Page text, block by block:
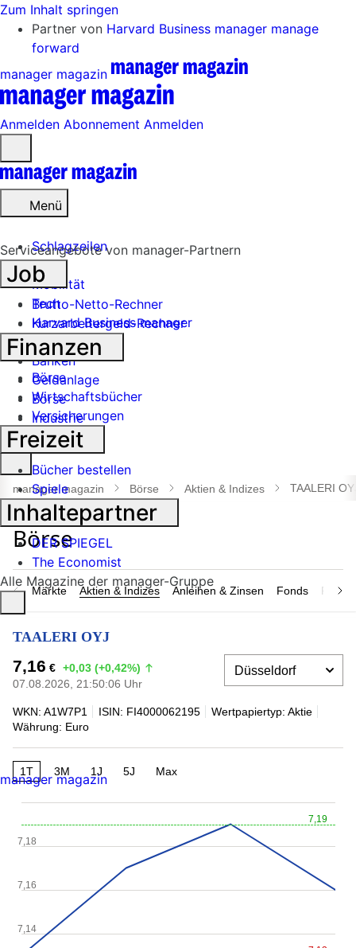
Zum Inhalt springen
Partner von Harvard Business manager manage
forward
manager magazin
Anmelden Abonnement Anmelden
öffnen
Menü
Schlagzeilen
Mobilität
Tech
Harvard Business manager
Handel
Banken
Geldanlage
Börse
Industrie
Suche
öffnen
manager magazin Börse Aktien & Indizes TAALERI
Märkte Aktien & Indizes Anleihen & Zinsen Fonds
TAALERI OYJ
7,16 € +0,03 (+0,42%)
07.08.2026, 21:50:06 Uhr
WKN: A1W7P1 ISIN: FI4000062195
Wertpapiertyp: Aktie
Währung: Euro
1T 3M 1J 5J Max
7,19
7,14
7,16
7,18
Serviceangebote von manager-Partnern
Job
Brutto-Netto-Rechner
Kurzarbeitergeld-Rechner
Finanzen
Börse
Wirtschaftsbücher
Versicherungen
Freizeit
Bücher bestellen
Spiele
Inhaltepartner
DER SPIEGEL
The Economist
Alle Magazine der manager-Gruppe
manager magazin